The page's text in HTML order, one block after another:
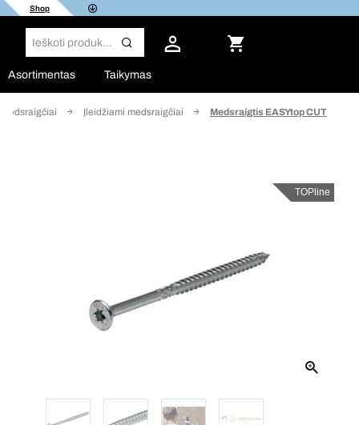
Shop
Asortimentas Taikymas
Medsraigčiai Įleidžiami medsraigčiai Medsraigtis EASYtop CUT
TOPline